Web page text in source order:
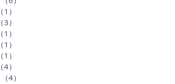
（1）
（3）
（1）
（1）
（1）
（4）
（4）